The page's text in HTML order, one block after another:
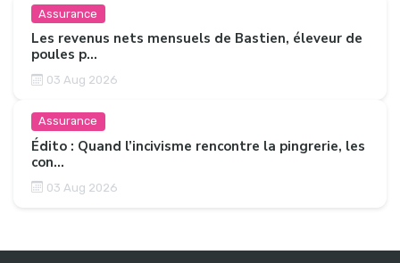
Assurance
Les revenus nets mensuels de Bastien, éleveur de
poules p...
03 Aug 2026
Assurance
Édito : Quand l’incivisme rencontre la pingrerie, les
con...
03 Aug 2026